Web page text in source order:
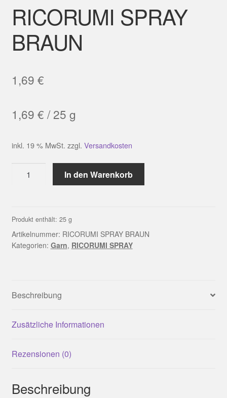
RICORUMI SPRAY
BRAUN
1,69 €
1,69 € /25 g
inkl. 19 % MwSt. zzgl. Versandkosten
SPRAY
In den Warenkorb
Produkt enthält: 25 g
Artikelnummer: RICORUMI SPRAY BRAUN
Kategorien: Garn, RICORUMI SPRAY
Beschreibung
Zusätzliche Informationen
Rezensionen (0)
Beschreibung